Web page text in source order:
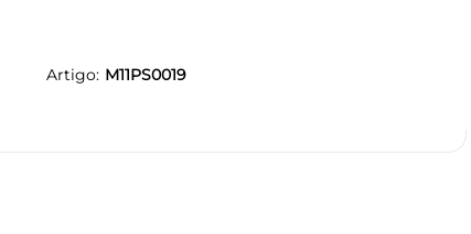
Artigo M11PS0019